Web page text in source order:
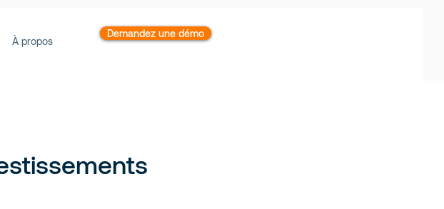
À propos
Demandez une démo